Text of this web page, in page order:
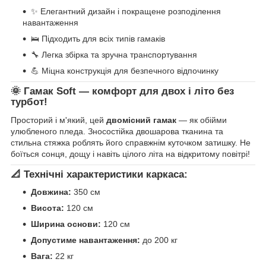
✨ Елегантний дизайн і покращене розподілення
навантаження
🛌 Підходить для всіх типів гамаків
🔧 Легка збірка та зручна транспортування
💪 Міцна конструкція для безпечного відпочинку
🌞 Гамак Soft — комфорт для двох і літо без
турбот!
Просторий і м'який, цей двомісний гамак — як обійми
улюбленого пледа. Зносостійка двошарова тканина та
стильна стяжка роблять його справжнім куточком затишку. Не
боїться сонця, дощу і навіть цілого літа на відкритому повітрі!
📐 Технічні характеристики каркаса:
Довжина: 350 см
Висота: 120 см
Ширина основи: 120 см
Допустиме навантаження: до 200 кг
Вага: 22 кг